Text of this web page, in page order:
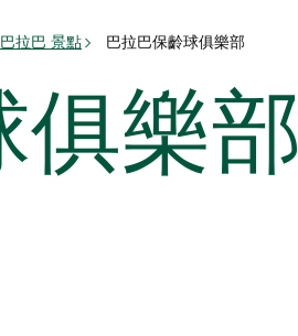
巴拉巴 景點 巴拉巴保齡球俱樂部
俱樂部